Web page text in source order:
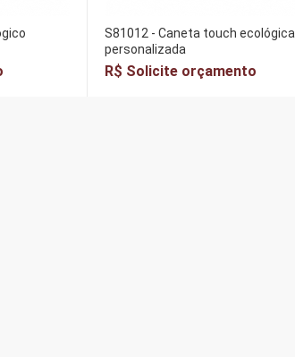
S81012 - Caneta touch ecológica
personalizada
R$ Solicite orçamento